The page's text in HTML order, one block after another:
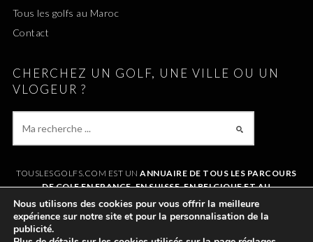
Tous les golfs au Maroc
Contact
CHERCHEZ UN GOLF, UNE VILLE OU UN
VLOGEUR ?
TOUSLESGOLFS.COM EST UNANNUAIRE DE TOUS LES PARCOURS
DE GOLF EN FRANCE, EN SUISSE, EN BELGIQUE ET AU
LUXEMBOURG
. IL VOUS PERMET DE TROUVER UN GOLF AUTOUR DE
CHEZVOUS OU LORS DE VOS VACANCES. LE SITE RÉFÉRENCE
ÉGALEMENT
POPULAIRES
Nous utilisons des cookies pour vous offrir la meilleure
expérience sur notre site et pour la personnalisation de la
publicité.